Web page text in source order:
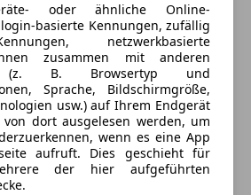
oder ähnliche Online-
basierte Kennungen, zufällig
netzwerkbasierte
zusammen mit anderen
(z. B. Browsertyp und
Sprache, Bildschirmgröße,
usw.) auf Ihrem Endgerät
dort ausgelesen werden, um
wenn es eine App
aufruft. Dies geschieht für
der hier aufgeführten